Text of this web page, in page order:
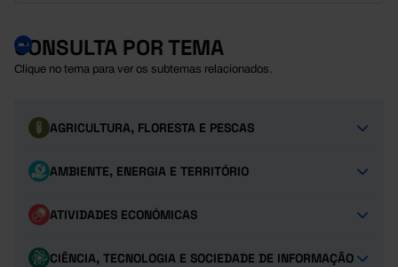
CONSULTA POR TEMA
Clique no tema para ver os subtemas relacionados.
AGRICULTURA, FLORESTA E PESCAS
AMBIENTE, ENERGIA E TERRITÓRIO
ATIVIDADES ECONÓMICAS
CIÊNCIA, TECNOLOGIA E SOCIEDADE DE INFORMAÇÃO